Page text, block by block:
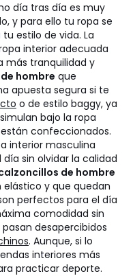
día tras día es muy
y para ello tu ropa se
estilo de vida. La
interior adecuada
más tranquilidad y
hombre que
apuesta segura si te
o de estilo baggy, ya
bajo la ropa
confeccionados.
interior masculina
sin olvidar la calidad
de hombre
y que quedan
perfectos para el día
comodidad sin
desapercibidos
. Aunque, si lo
interiores más
practicar deporte.